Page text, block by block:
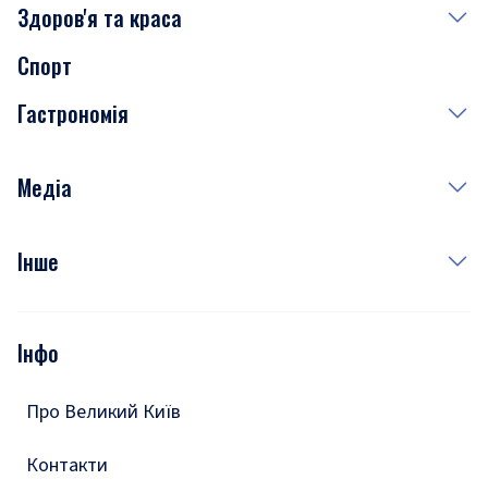
Сьогодні
Завтра
Субота
Здоров'я та краса
Медицина
Краса
Спорт
Гастрономія
Рецепти
Медіа
Фото
Подкасти
Інше
Тести
Інфо
Про Великий Київ
Контакти